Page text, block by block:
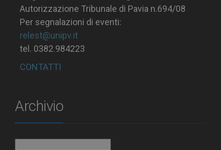
Autorizzazione Tribunale di Pavia n.694/08
Per segnalazioni di eventi:
relest@unipv.it
tel. 0382.984223
CONTATTI
Archivio